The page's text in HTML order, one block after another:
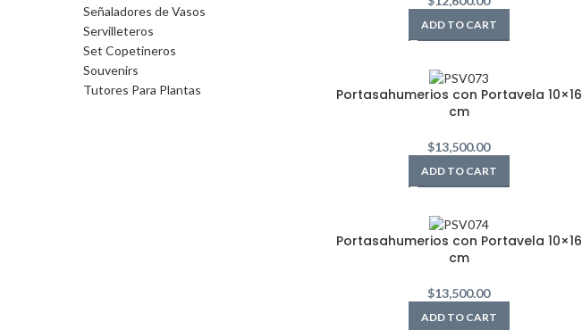
Señaladores de Vasos
Servilleteros
Set Copetineros
Souvenirs
Tutores Para Plantas
ADD TO CART
Portasahumerios con Portavela 10×16
cm
$13,500.00
ADD TO CART
Portasahumerios con Portavela 10×16
cm
$13,500.00
ADD TO CART